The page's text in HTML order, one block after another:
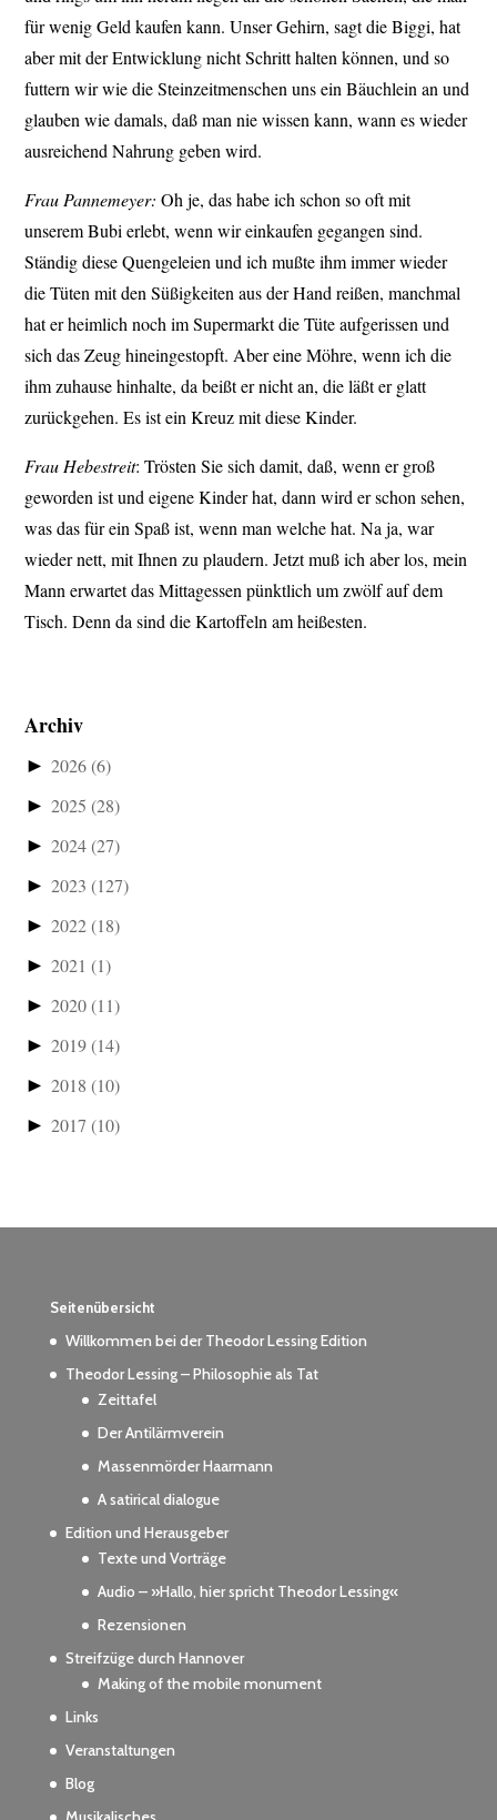
für wenig Geld kaufen kann. Unser Gehirn, sagt die Biggi, hat
aber mit der Entwicklung nicht Schritt halten können, und so
futtern wir wie die Steinzeitmenschen uns ein Bäuchlein an und
glauben wie damals, daß man nie wissen kann, wann es wieder
ausreichend Nahrung geben wird.
Frau Pannemeyer:Oh je, das habe ich schon so oft mit
unserem Bubi erlebt, wenn wir einkaufen gegangen sind.
Ständig diese Quengeleien und ich mußte ihm immer wieder
die Tüten mit den Süßigkeiten aus der Hand reißen, manchmal
hat er heimlich noch im Supermarkt die Tüte aufgerissen und
sich das Zeug hineingestopft. Aber eine Möhre, wenn ich die
ihm zuhause hinhalte, da beißt er nicht an, die läßt er glatt
zurückgehen. Es ist ein Kreuz mit diese Kinder.
Frau Hebestreit: Trösten Sie sich damit, daß, wenn er groß
geworden ist und eigene Kinder hat, dann wird er schon sehen,
was das für ein Spaß ist, wenn man welche hat. Na ja, war
wieder nett, mit Ihnen zu plaudern. Jetzt muß ich aber los, mein
Mann erwartet das Mittagessen pünktlich um zwölf auf dem
Tisch. Denn da sind die Kartoffeln am heißesten.
Archiv
► 2026(6)
► 2025(28)
► 2024(27)
► 2023(127)
► 2022(18)
► 2021(1)
► 2020(11)
► 2019(14)
► 2018(10)
► 2017(10)
Seitenübersicht
Willkommen bei der Theodor Lessing Edition
Theodor Lessing – Philosophie als Tat
Zeittafel
Der Antilärmverein
Massenmörder Haarmann
A satirical dialogue
Edition und Herausgeber
Texte und Vorträge
Audio – »Hallo, hier spricht Theodor Lessing«
Rezensionen
Streifzüge durch Hannover
Making of the mobile monument
Links
Veranstaltungen
Blog